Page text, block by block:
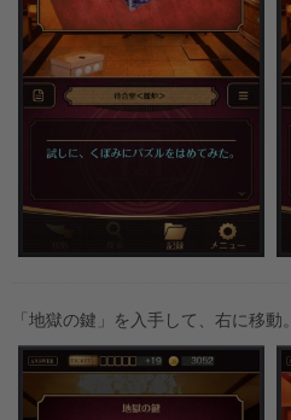
「地獄の鍵」を入手して、右に移動。